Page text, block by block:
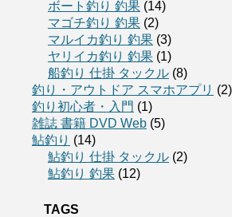
ボート釣り 釣果 (14)
マゴチ釣り 釣果 (2)
マルイカ釣り 釣果 (3)
ヤリイカ釣り 釣果 (1)
船釣り 仕掛 タックル (8)
釣り・アウトドア スマホアプリ (2)
釣り初心者・入門 (1)
雑誌 書籍 DVD Web (5)
鮎釣り (14)
鮎釣り 仕掛 タックル (2)
鮎釣り 釣果 (12)
TAGS